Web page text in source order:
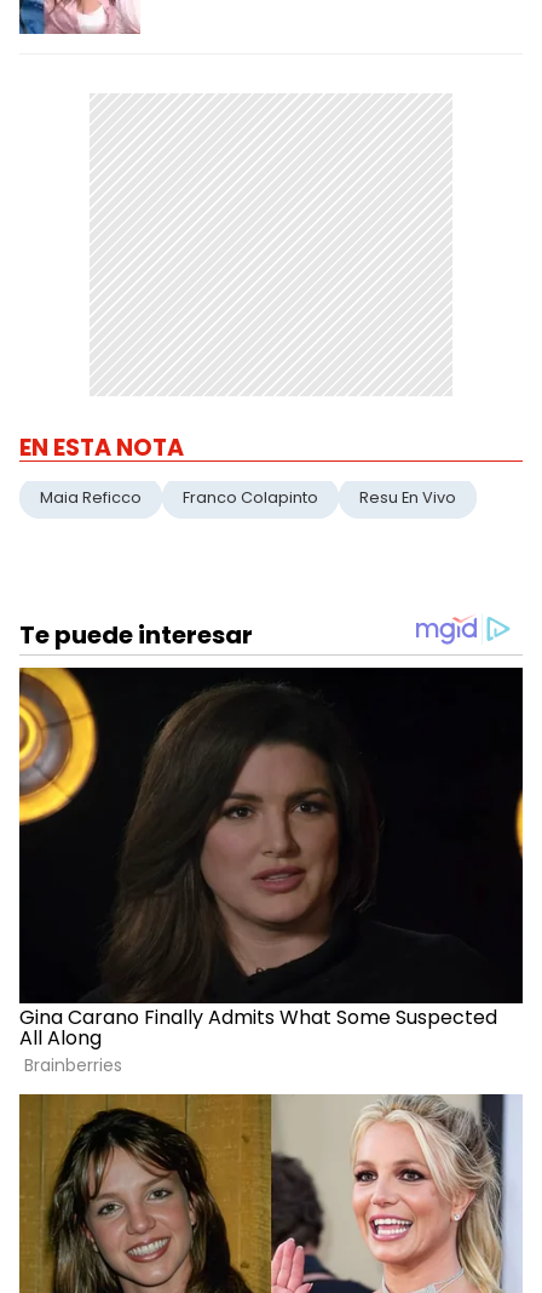
EN ESTA NOTA
Maia Reficco Franco Colapinto Resu En Vivo